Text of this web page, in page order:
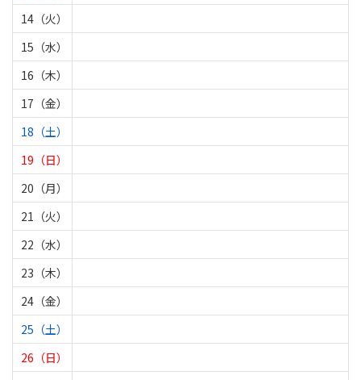
14（火）
15（水）
16（木）
17（金）
18（土）
19（日）
20（月）
21（火）
22（水）
23（木）
24（金）
25（土）
26（日）